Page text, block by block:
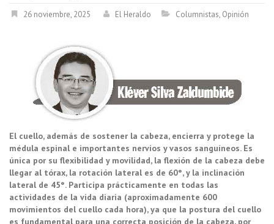
26 noviembre, 2025 El Heraldo Columnistas, Opinión
El cuello, además de sostener la cabeza, encierra y protege la
médula espinal e importantes nervios y vasos sanguíneos. Es
única por su flexibilidad y movilidad, la flexión de la cabeza debe
llegar al tórax, la rotación lateral es de 60°, y la inclinación
lateral de 45°. Participa prácticamente en todas las
actividades de la vida diaria (aproximadamente 600
movimientos del cuello cada hora), ya que la postura del cuello
es fundamental para una correcta posición de la cabeza, por